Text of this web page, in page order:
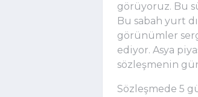
görüyoruz. Bu
Bu sabah yurt
görünümler
ediyor. Asya
sözleşmenin
Sözleşmede 5